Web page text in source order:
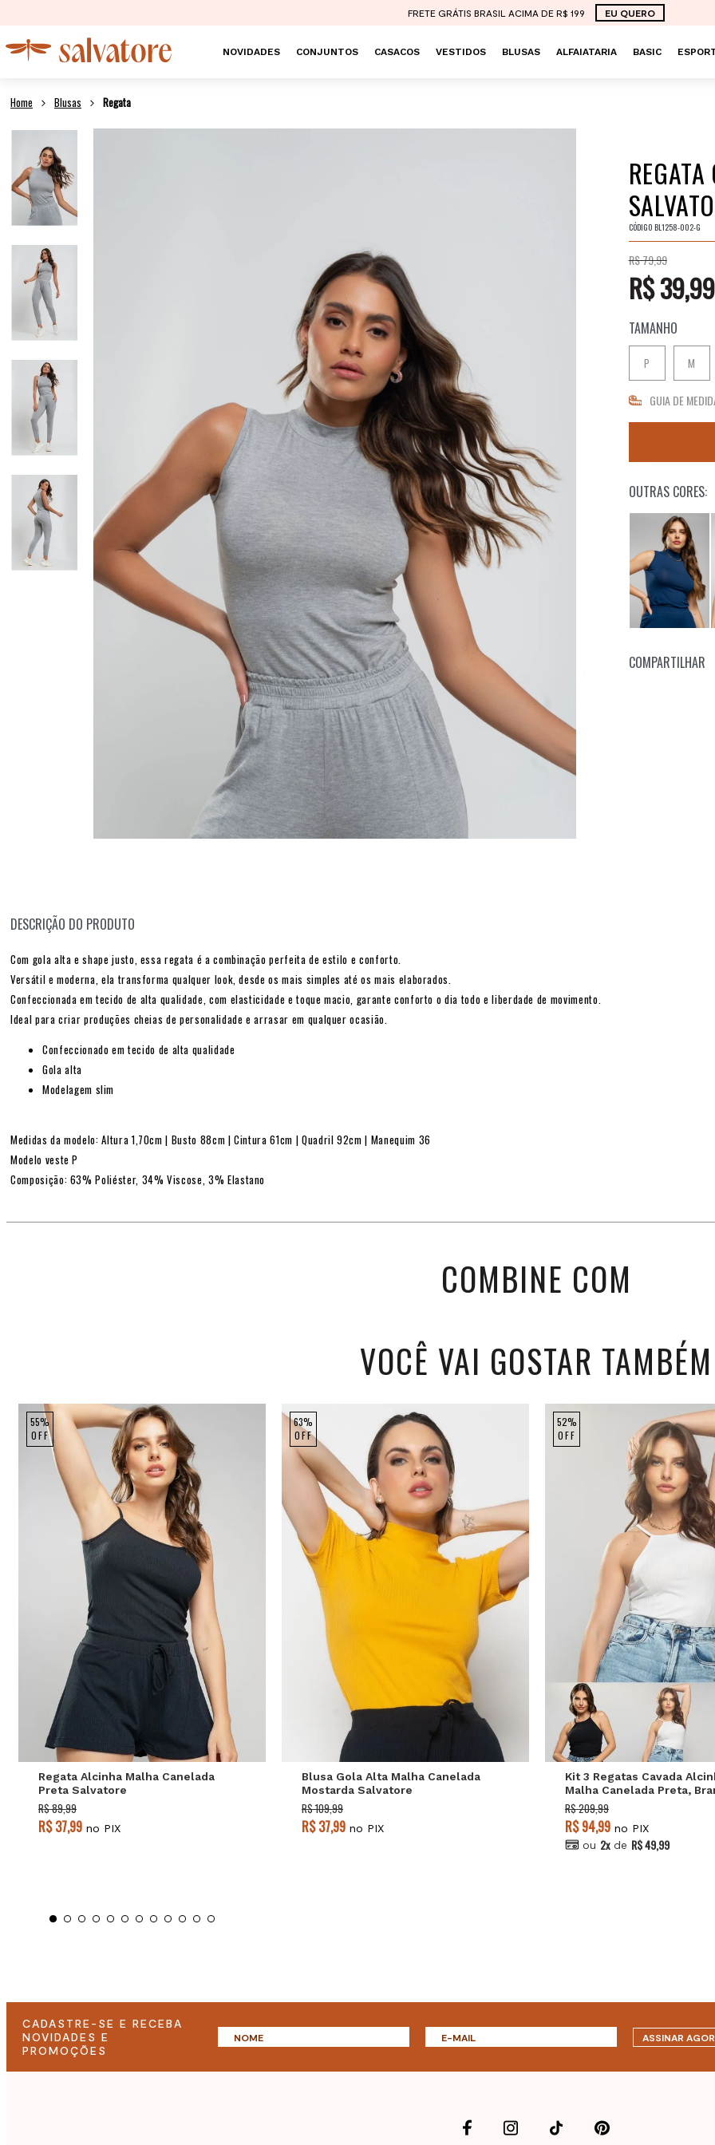
FRETE GRÁTIS BRASIL ACIMA DE R$ 199 EU QUERO
NOVIDADES CONJUNTOS CASACOS VESTIDOS BLUSAS ALFAIATARIA BASIC
Blusas Regata
CÓDIGO BL1258-002-G
R$ 79,99
R$ 39,99
TAMANHO
P M
GUIA DE
OUTRAS CORES:
COMPARTILHAR
DESCRIÇÃO DO PRODUTO
Com gola alta e shape justo, essa regata é a combinação perfeita de estilo e conforto.
Versátil e moderna, ela transforma qualquer look, desde os mais simples até os mais elaborados.
Confeccionada em tecido de alta qualidade, com elasticidade e toque macio, garante conforto o dia todo e liberdade de movimento.
Ideal para criar produções cheias de personalidade e arrasar em qualquer ocasião.
Confeccionado em tecido de alta qualidade
Gola alta
Modelagem slim
Medidas da modelo: Altura 1,70cm | Busto 88cm | Cintura 61cm | Quadril 92cm | Manequim 36
Modelo veste P
Composição: 63% Poliéster, 34% Viscose, 3% Elastano
COMBINE COM
VOCÊ VAI GOSTAR TAMBÉM
55%
OFF
Regata Alcinha Malha Canelada
Preta Salvatore
R$ 89,99
R$ 37,99 no PIX
63%
OFF
P M G
Blusa Gola Alta Malha Canelada
Mostarda Salvatore
R$ 109,99
R$ 37,99 no PIX
52%
OFF
M
Kit 3 Regatas Cavada
Malha Canelada Preta,
Mescla Salvatore
R$ 209,99
R$ 94,99 no PIX
ou 2x de R$ 49,99
CADASTRE-SE E RECEBA
NOVIDADES E
PROMOÇÕES
ASSINAR